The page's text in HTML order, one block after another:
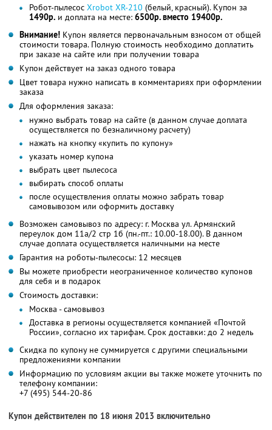
Робот-пылесос Xrobot XR-210 (белый, красный). Купон за
1490р. и доплата на месте: 6500р. вместо 19400р.
Внимание! Купон является первоначальным взносом от общей
стоимости товара. Полную стоимость необходимо доплатить
при заказе на сайте или при получении товара
Купон действует на заказ одного товара
Цвет товара нужно написать в комментариях при оформлении
заказа
Для оформления заказа:
нужно выбрать товар на сайте (в данном случае доплата
осуществляется по безналичному расчету)
нажать на кнопку «купить по купону»
указать номер купона
выбрать цвет пылесоса
выбирать способ оплаты
после осуществления оплаты можно забрать товар
самовывозом или оформить доставку
Возможен самовывоз по адресу: г. Москва ул. Армянский
переулок дом 11а/2 стр 1б (пн.-пт.: 10.00-18.00). В данном
случае доплата осуществляется наличными на месте
Гарантия на роботы-пылесосы: 12 месяцев
Вы можете приобрести неограниченное количество купонов
для себя и в подарок
Стоимость доставки:
Москва - самовывоз
Доставка в регионы осуществляется компанией «Почтой
России», согласно их тарифам. Срок доставки: до 2 недель
Скидка по купону не суммируется с другими специальными
предложениями компании
Информацию по условиям акции вы также можете уточнить по
телефону компании:
+7 (495) 544-20-86
Купон действителен по 18 июня 2013 включительно